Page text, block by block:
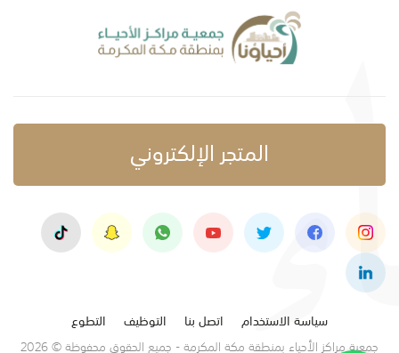
المتجر الإلكتروني
سياسة الاستخدام اتصل بنا التوظيف
التطوع
جمعية مراكز الأحياء بمنطقة مكة المكرمة - جميع الحقوق محفوظة © 2026